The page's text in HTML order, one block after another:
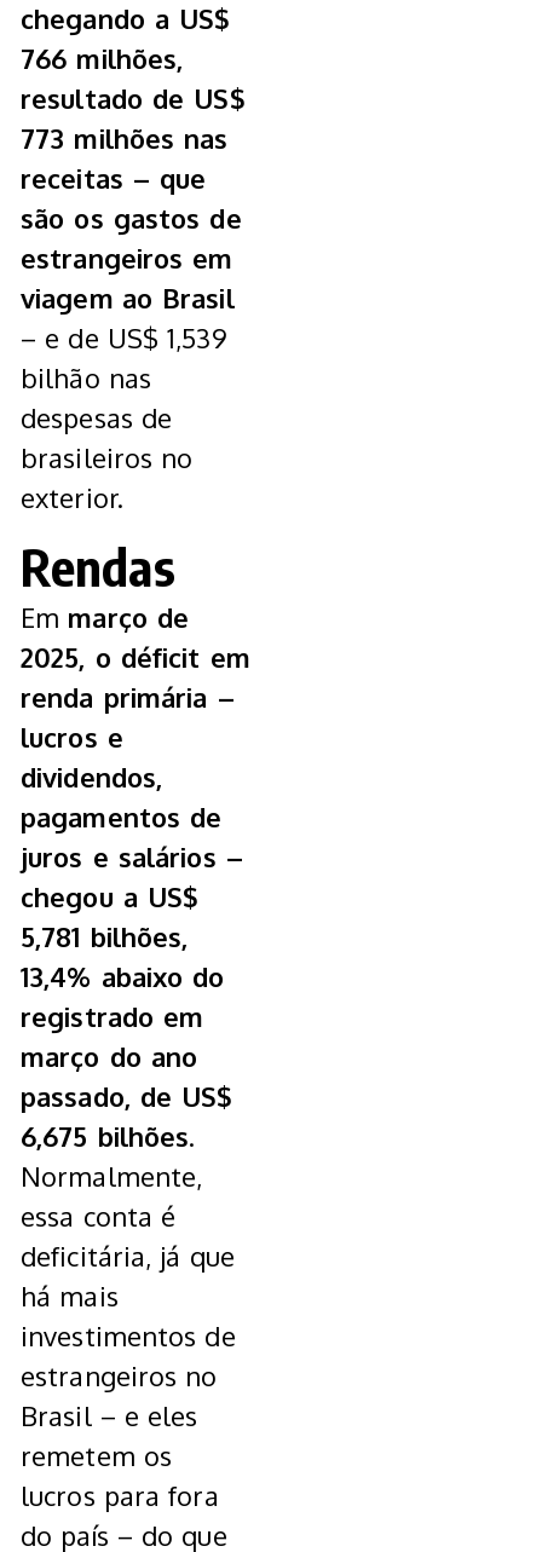
chegando a US$
766 milhões,
resultado de US$
773 milhões nas
receitas – que
são os gastos de
estrangeiros em
viagem ao Brasil
– e de US$ 1,539
bilhão nas
despesas de
brasileiros no
exterior.
Rendas
Em março de
2025, o déficit em
renda primária –
lucros e
dividendos,
pagamentos de
juros e salários –
chegou a US$
5,781 bilhões,
13,4% abaixo do
registrado em
março do ano
passado, de US$
6,675 bilhões.
Normalmente,
essa conta é
deficitária, já que
há mais
investimentos de
estrangeiros no
Brasil – e eles
remetem os
lucros para fora
do país – do que